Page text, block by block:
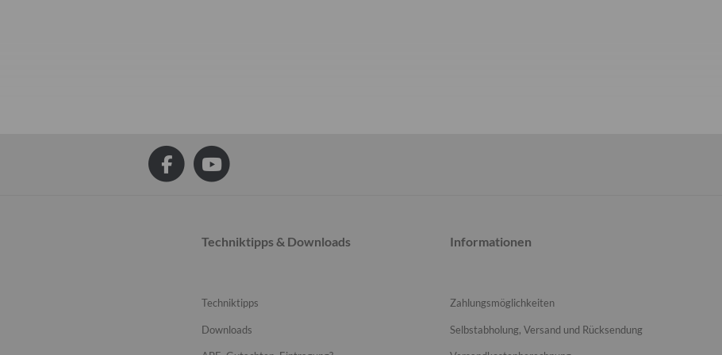
Techniktipps & Downloads
Techniktipps
Downloads
Informationen
Zahlungsmöglichkeiten
Selbstabholung, Versand und Rücksendung